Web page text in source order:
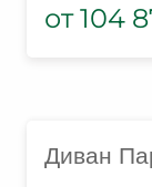
104
Диван